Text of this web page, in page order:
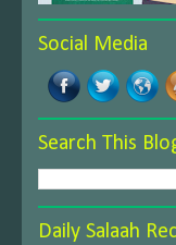
Social Media
Search This
Daily Salaah